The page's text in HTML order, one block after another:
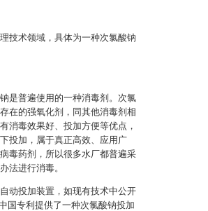
技术领域，具体为一种次氯酸钠
是普遍使用的一种消毒剂。次氯
在的强氧化剂，同其他消毒剂相
消毒效果好、投加方便等优点，
投加，属于真正高效、应用广
毒药剂，所以很多水厂都普遍采
法进行消毒。
动投加装置，如现有技术中公开
国专利提供了一种次氯酸钠投加